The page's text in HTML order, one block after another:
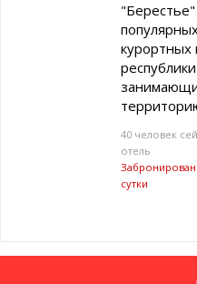
курортных
40 человек
отель
сутки